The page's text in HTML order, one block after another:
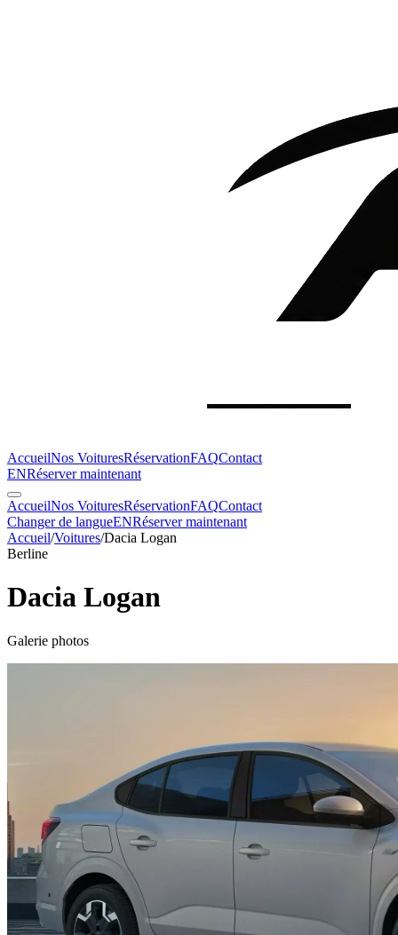
AccueilNos VoituresRéservationFAQContact
ENRéserver maintenant
AccueilNos VoituresRéservationFAQContact
Changer de langueENRéserver maintenant
Accueil/Voitures/Dacia Logan
Berline
Dacia Logan
Galerie photos